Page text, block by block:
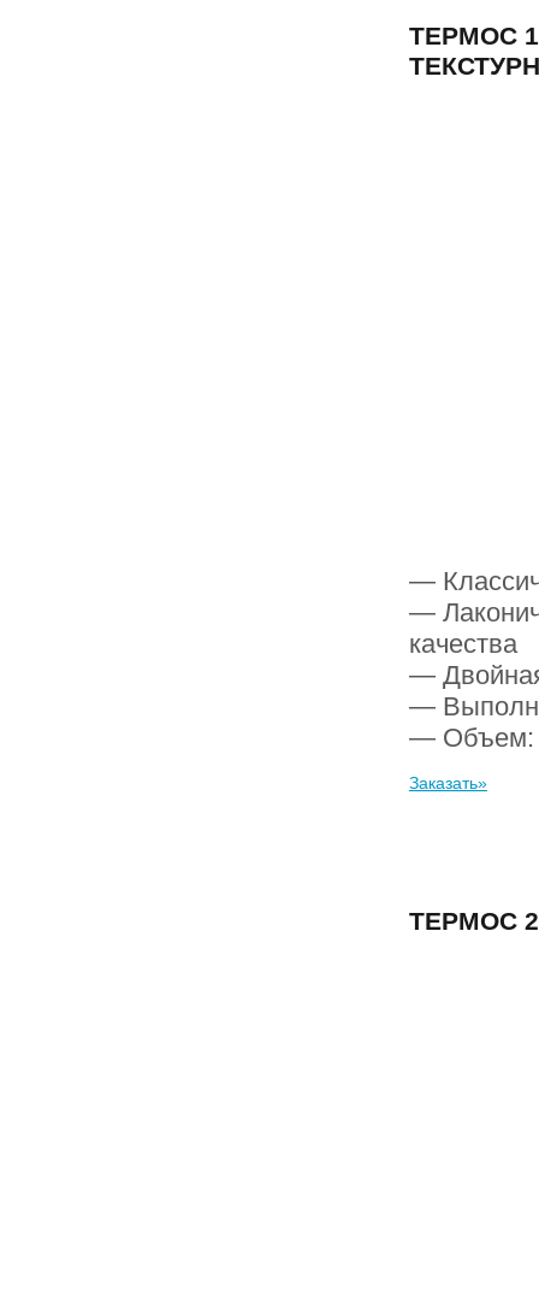
ТЕРМОС
—
—
качества
—
—
—
Заказать»
ТЕРМОС